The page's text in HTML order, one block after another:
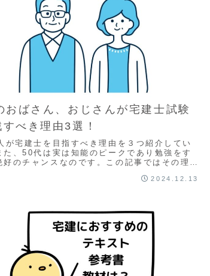
おばさん、おじさんが宅建士試験
べき理由3選！
が宅建士を目指すべき理由を３つ紹介してい
た、50代は実は知能のピークであり勉強をす
好のチャンスなのです。この記事ではその理由
2024.12.13